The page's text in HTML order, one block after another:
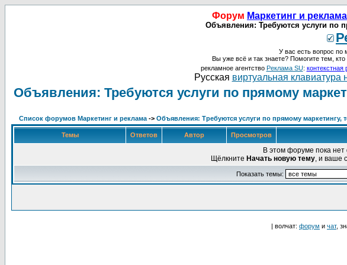
Форум Маркетинг и реклама
Объявления: Требуются услуги по
У вас есть вопрос по
Вы уже всё и так знаете? Помогите тем, кто
рекламное агентство Реклама SU: контекстная
Русская виртуальная клавиатура
Объявления: Требуются услуги по прямому
Список форумов Маркетинг и реклама -> Объявления: Требуются услуги по прямому маркетингу,
Темы Ответов Автор Просмотров
В этом форуме пока
Щёлкните Начать новую тему, и ваше
Показать темы:
| волчат: форум и чат,